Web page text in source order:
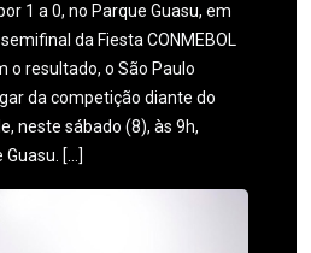
1 a 0, no Parque Guasu, em
da Fiesta CONMEBOL
o resultado, o São Paulo
da competição diante do
neste sábado (8), às 9h,
[…]